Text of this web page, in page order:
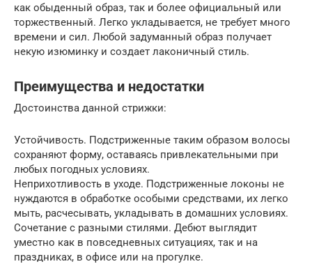
как обыденный образ, так и более официальный или
торжественный. Легко укладывается, не требует много
времени и сил. Любой задуманный образ получает
некую изюминку и создает лаконичный стиль.
Преимущества и недостатки
Достоинства данной стрижки:
Устойчивость. Подстриженные таким образом волосы
сохраняют форму, оставаясь привлекательными при
любых погодных условиях.
Неприхотливость в уходе. Подстриженные локоны не
нуждаются в обработке особыми средствами, их легко
мыть, расчесывать, укладывать в домашних условиях.
Сочетание с разными стилями. Дебют выглядит
уместно как в повседневных ситуациях, так и на
праздниках, в офисе или на прогулке.